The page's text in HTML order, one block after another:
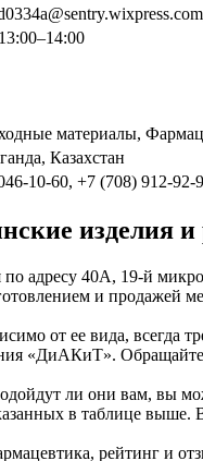
материалы,
Казахстан
10-60, +7 (708) 912-
изделия
40А, 19-й
и продажей
от ее вида, всегда
«ДиАКиТ».
ли они вам, вы
в таблице
рейтинг и